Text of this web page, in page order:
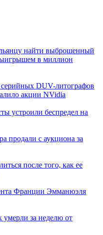
найти выброшенный
в миллион
DUV-литографов
акции NVidia
устроили беспредел на
продали с аукциона за
после того, как ее
Франции Эмманюэля
за неделю от